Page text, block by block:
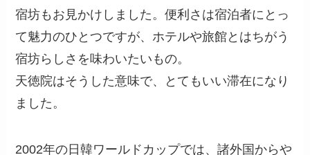
宿坊もお見かけしました。便利さは宿泊者にとっ
て魅力のひとつですが、ホテルや旅館とはちがう
宿坊らしさを味わいたいもの。
天徳院はそうした意味で、とてもいい滞在になり
ました。
2002年の日韓ワールドカップでは、諸外国からや